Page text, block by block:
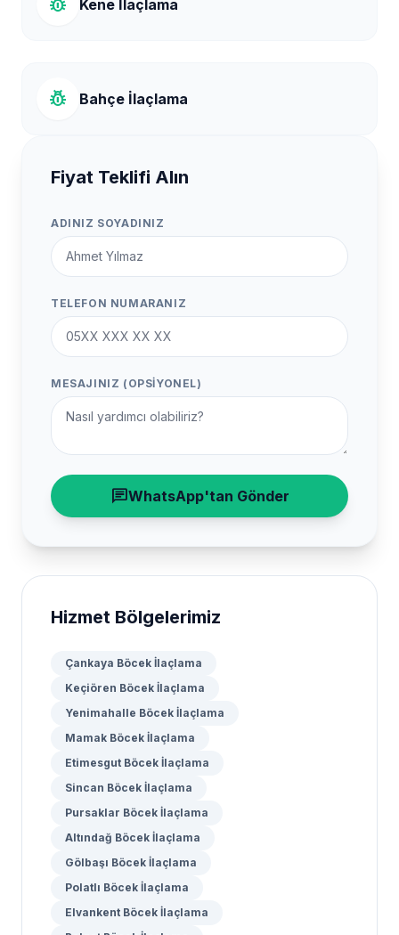
Kene İlaçlama
pest_control Bahçe İlaçlama
Fiyat Teklifi Alın
ADINIZ SOYADINIZ
TELEFON NUMARANIZ
MESAJINIZ (OPSIYONEL)
chatWhatsApp'tan Gönder
Hizmet Bölgelerimiz
Çankaya Böcek İlaçlama
Keçiören Böcek İlaçlama
Yenimahalle Böcek İlaçlama
Mamak Böcek İlaçlama
Etimesgut Böcek İlaçlama
Sincan Böcek İlaçlama
Pursaklar Böcek İlaçlama
Altındağ Böcek İlaçlama
Gölbaşı Böcek İlaçlama
Polatlı Böcek İlaçlama
Elvankent Böcek İlaçlama